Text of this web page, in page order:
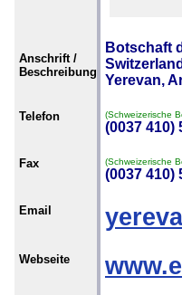
Anschrift /
Beschreibung
Botschaft
Yerevan,
Telefon (Schweizerische
(0037 410)
Fax (Schweizerische
(0037 410)
Email
Webseite